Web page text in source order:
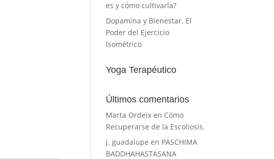
es y cómo cultivarla?
Dopamina y Bienestar. El
Poder del Ejercicio
Isométrico
Yoga Terapéutico
Últimos comentarios
Marta Ordeix en Cómo
Recuperarse de la Escoliosis.
j. guadalupe en PASCHIMA
BADDHAHASTASANA